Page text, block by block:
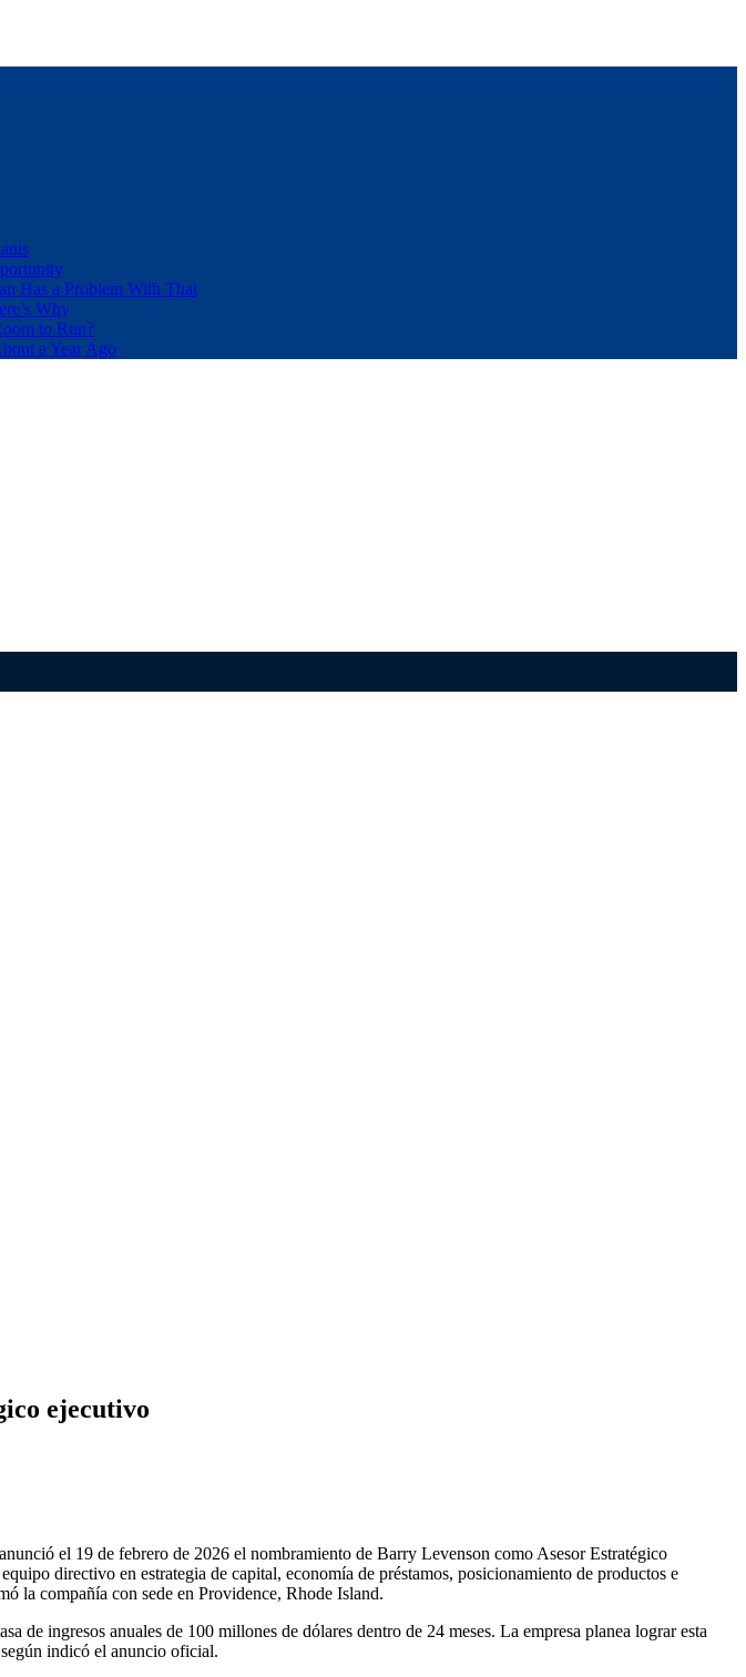
Has a Problem With That
Why
to Run?
a Year Ago
ejecutivo
el 19 de febrero de 2026 el nombramiento de Barry Levenson como Asesor Estratégico
directivo en estrategia de capital, economía de préstamos, posicionamiento de productos e
la compañía con sede en Providence, Rhode Island.
de ingresos anuales de 100 millones de dólares dentro de 24 meses. La empresa planea lograr esta
indicó el anuncio oficial.